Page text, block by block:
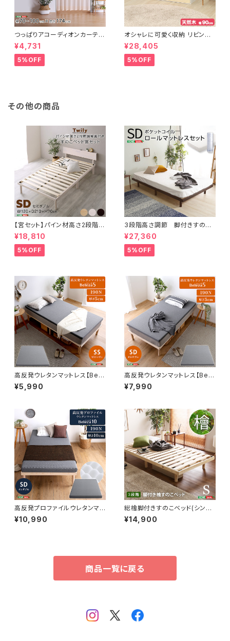
つっぱりアコーディオンカーテ
ン 100×174cm SH-16-TA
DC
¥4,731
5%OFF
オシャレに可愛く収納 リビング
用ローチェスト 4段 幅90cm
天然木（桐）日本製｜petora-
ペトラ- SH-08-PTR90
¥28,405
5%OFF
その他の商品
【宮セット】パイン材高さ2段階調
整脚付きすのこベッド(セミダブ
ル) ASP-HP-02SD
¥18,810
5%OFF
3段階高さ調節 脚付きすのこ
ベッド(セミダブル) 【Lilitta-リリ
ッタ-】(ポケットコイルロールマッ
トレス付き) セミダブル
¥27,360
5%OFF
高反発ウレタンマットレス【Bele
za5-ベレーザ・ファイブ-】(セミ
シングル) ORM-05SS
¥5,990
高反発ウレタンマットレス【Bele
za5-ベレーザ・ファイブ-】(セミ
ダブル) ORM-05SD
¥7,990
高反発プロファイルウレタンマッ
トレス【Beleza10-ベレーザ・テ
ン-】(セミダブル) ORM-10SD
¥10,990
総檜脚付きすのこベッド(シング
ル) 【Pierna-ピエルナ-】 LHK
-02S
¥14,900
商品一覧に戻る